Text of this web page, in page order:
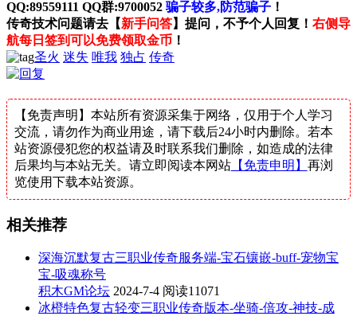
QQ:89559111 QQ群:9700052 骗子较多,防范骗子 ！
传奇技术问题请去【新手问答】提问，不予个人回复！ 右侧导
航每日签到可以免费领取金币 ！
圣火 迷失 唯我 独占 传奇
【免责声明】本站所有资源采集于网络，仅用于个人学习
交流，请勿作为商业用途，请下载后24小时内删除。若本
站资源侵犯您的权益请及时联系我们删除，如造成的法律
后果均与本站无关。请立即阅读本网站【免责申明】 再浏
览使用下载本站资源。
相关推荐
深海沉默复古三职业传奇服务端-宝石镶嵌-buff-宠物宝
宝-吸魂称号
积木GM论坛 2024-7-4 阅读11071
冰橙特色复古轻变三职业传奇版本-坐骑-倍攻-神技-成